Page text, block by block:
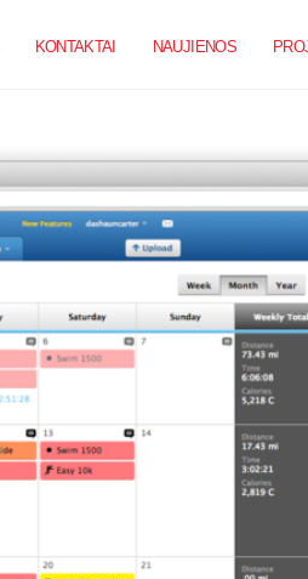
KONTAKTAI NAUJIENOS